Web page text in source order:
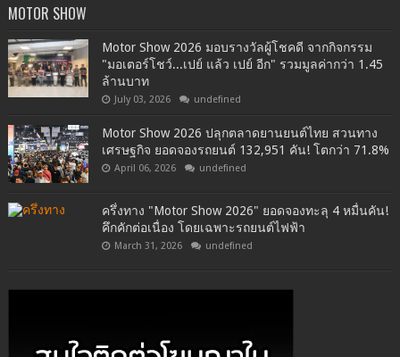
MOTOR SHOW
Motor Show 2026 มอบรางวัลผู้โชคดี จากกิจกรรม
"มอเตอร์โชว์...เปย์ แล้ว เปย์ อีก" รวมมูลค่ากว่า 1.45
ล้านบาท
July 03, 2026 undefined
Motor Show 2026 ปลุกตลาดยานยนต์ไทย สวนทาง
เศรษฐกิจ ยอดจองรถยนต์ 132,951 คัน! โตกว่า 71.8%
April 06, 2026 undefined
ครึ่งทาง "Motor Show 2026" ยอดจองทะลุ 4 หมื่นคัน!
คึกคักต่อเนื่อง โดยเฉพาะรถยนต์ไฟฟ้า
March 31, 2026 undefined